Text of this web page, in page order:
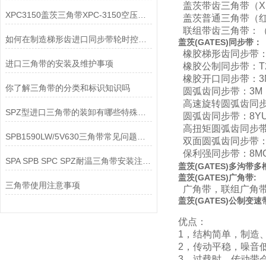
XPC3150盖茨三角带XPC-3150空压机皮带
如何在制造梯形齿进口同步带轮时控制好节距误差？
进口三角带的安装及维护事项
你了解三角带的分类和标识知识吗
三角带使用注意事项
盖茨带齿三角带（
盖茨普通三角带（
联组带齿三角带：
盖茨(GATES)同步带：
橡胶梯形齿同步带
橡胶公制同步带：
橡胶开口同步带：
圆弧齿同步带：
高速旋转圆弧齿同
圆弧齿同步带：
高扭矩圆弧齿同步
双面圆弧齿同步带
保利强同步带：
盖茨(GATES)多沟带多
盖茨(GATES)广角带:
广角带，联组广角
盖茨(GATES)公制变速
优点：
1，结构简单，制造
2，传动平稳，噪音